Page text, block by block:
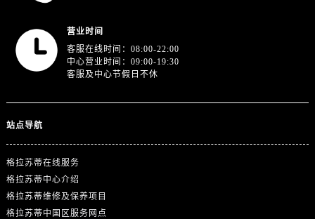
营业时间
客服在线时间：08:00-22:00
中心营业时间：09:00-19:30
客服及中心节假日不休
站点导航
格拉苏蒂在线服务
格拉苏蒂中心介绍
格拉苏蒂维修及保养项目
格拉苏蒂中国区服务网点